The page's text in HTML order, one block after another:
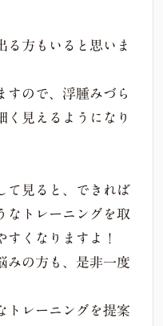
る方もいると思いま
すので、浮腫みづら
く見えるようになり
て見ると、できれば
なトレーニングを取
すくなりますよ！
みの方も、是非一度
トレーニングを提案